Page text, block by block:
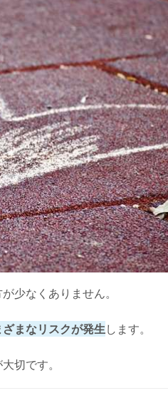
少なくありません。
ざまなリスクが発生します。
切です。